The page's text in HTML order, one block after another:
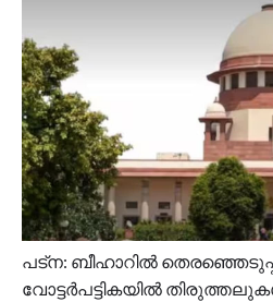
പട്ന: ബീഹാറിൽ
വോട്ടർപട്ടികയിൽ